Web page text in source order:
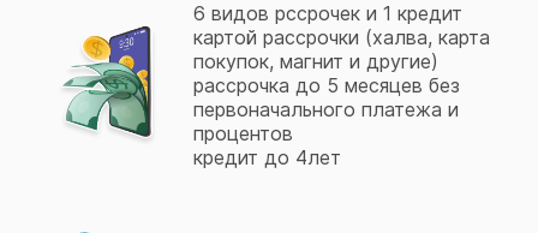
6 видов рссрочек и 1 кредит
картой рассрочки (халва, карта
покупок, магнит и другие)
рассрочка до 5 месяцев без
первоначального платежа и
процентов
кредит до 4лет